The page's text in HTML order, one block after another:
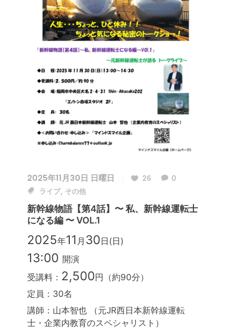
2025年11月30日 日曜日 26
0
ライブ, その他
新幹線物語【第4話】〜 私、新幹線運転士
になる編 〜 VOL.1
2025年11 月 30 日(日)
13:00 開演
受講料： 2,500 円（約90分）
定員：30名
講師：山本智也 （元JR西日本新幹線運転
士・企業内教育のスペシャリスト）